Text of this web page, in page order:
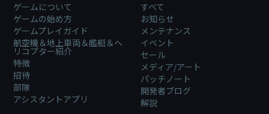
ゲームについて
ゲームの始め方
ゲームプレイガイド
航空機＆地上車両＆艦艇＆ヘ
リコプター紹介
特徴
招待
部隊
アシスタントアプリ
すべて
お知らせ
メンテナンス
イベント
セール
メディア/アート
パッチノート
開発者ブログ
解説